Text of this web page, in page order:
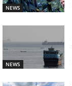
NEWS
NEWS